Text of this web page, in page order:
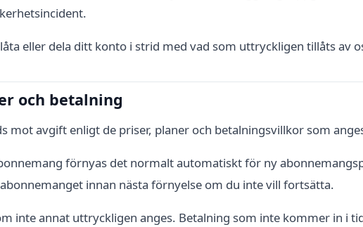
eller dela ditt konto i strid med vad som uttryckligen tillåts av
och betalning
mot avgift enligt de priser, planer och betalningsvillkor som
förnyas det normalt automatiskt för ny
innan nästa förnyelse om du inte vill fortsätta.
inte annat uttryckligen anges. Betalning som inte kommer in i